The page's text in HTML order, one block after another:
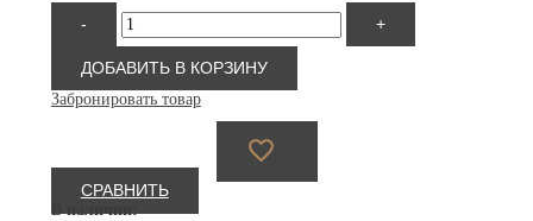
-
Количество
товара
Gucci
1572O
007
+
ДОБАВИТЬ В КОРЗИНУ
Забронировать товар
СРАВНИТЬ
В наличии: